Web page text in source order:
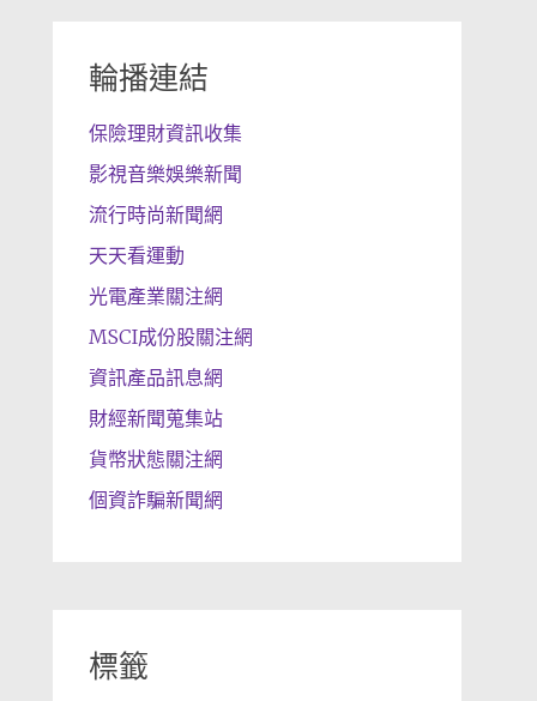
輪播連結
保險理財資訊收集
影視音樂娛樂新聞
流行時尚新聞網
天天看運動
光電產業關注網
MSCI成份股關注網
資訊產品訊息網
財經新聞蒐集站
貨幣狀態關注網
個資詐騙新聞網
標籤